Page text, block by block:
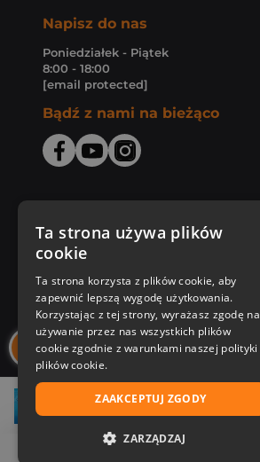
33,68 zł
Napisz do nas
Poniedziałek - Piątek
8:00 - 18:00
[email protected]
Bądź z nami na bieżąco
Zakupy u nas
Nasza oferta
Nasi autorzy
Ta strona używa plików
cookie
Ta strona korzysta z plików cookie, aby
zapewnić lepszą wygodę użytkowania.
Korzystając z tej strony, wyrażasz zgodę na
używanie przez nas wszystkich plików
cookie zgodnie z warunkami naszej polityki
plików cookie.
ZAAKCEPTUJ ZGODY
ZARZĄDZAJ